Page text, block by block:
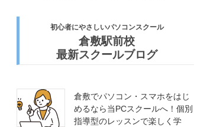
初心者にやさしいパソコンスクール
倉敷駅前校
最新スクールブログ
倉敷でパソコン・スマホをはじ
めるなら当PCスクールへ！個別
指導型のレッスンで楽しく学